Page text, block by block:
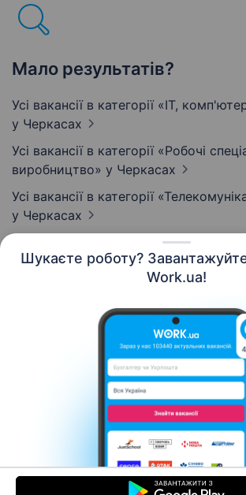
Шукаєте роботу?
Work.ua!
Мало результатів?
Усі вакансії в категорії «IT,
у Черкасах
Усі вакансії в категорії «Робочі
виробництво» у Черкасах
Усі вакансії в категорії
у Черкасах
Контакти Про нас
Допомога